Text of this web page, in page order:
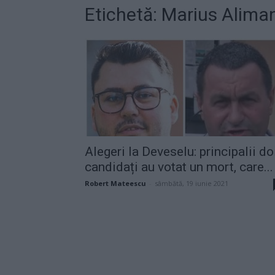
Etichetă: Marius
Alegeri la Deveselu: principalii
candidați au votat un mort, care...
Robert Mateescu sâmbătă, 19 iunie 2021